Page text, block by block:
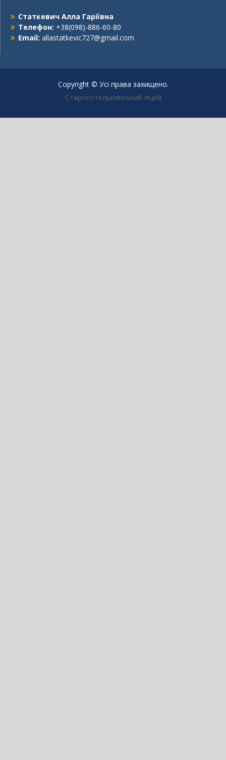
Статкевич Алла Гаріївна
Телефон: +38(098)-886-60-80
Email: allastatkevic727@gmail.com
Copyright © Усі права захищено.
Старокотельнянський ліцей